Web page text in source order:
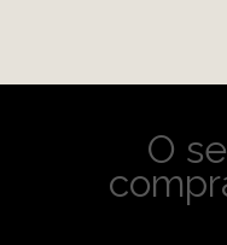
O